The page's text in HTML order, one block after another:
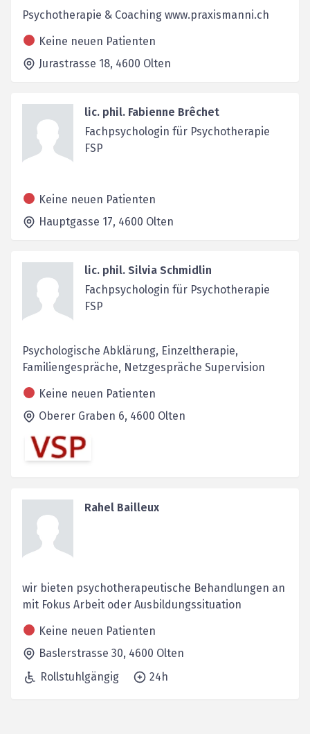
Psychotherapie & Coaching www.praxismanni.ch
Keine neuen Patienten
Jurastrasse 18, 4600 Olten
lic. phil. Fabienne Brêchet
Fachpsychologin für Psychotherapie
FSP
Keine neuen Patienten
Hauptgasse 17, 4600 Olten
lic. phil. Silvia Schmidlin
Fachpsychologin für Psychotherapie
FSP
Psychologische Abklärung, Einzeltherapie,
Familiengespräche, Netzgespräche Supervision
Keine neuen Patienten
Oberer Graben 6, 4600 Olten
Rahel Bailleux
wir bieten psychotherapeutische Behandlungen an
mit Fokus Arbeit oder Ausbildungssituation
Keine neuen Patienten
Baslerstrasse 30, 4600 Olten
Rollstuhlgängig
24h